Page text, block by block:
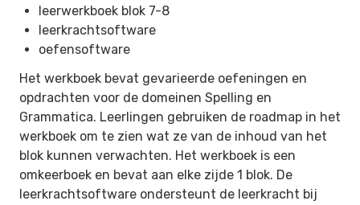
leerwerkboek blok 7-8
leerkrachtsoftware
oefensoftware
Het werkboek bevat gevarieerde oefeningen en
opdrachten voor de domeinen Spelling en
Grammatica. Leerlingen gebruiken de roadmap in het
werkboek om te zien wat ze van de inhoud van het
blok kunnen verwachten. Het werkboek is een
omkeerboek en bevat aan elke zijde 1 blok. De
leerkrachtsoftware ondersteunt de leerkracht bij